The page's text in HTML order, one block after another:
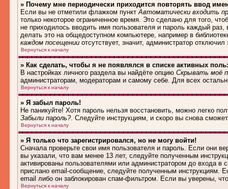
» Почему мне периодически приходится повторять ввод
Если вы не отметили флажком пунктАвтоматически входить
только некоторое ограниченное время. Это сделано для того,
не приходилось вводить имя пользователя и пароль каждый
делать это на общедоступном компьютере, например в
каждом посещении отсутствует, значит, администратор
Вернуться к началу
» Как сделать, чтобы я не появлялся в списке активных
В настройках личного раздела вы найдёте опцию Скрывать моё
администраторам, модераторам и самому себе. Для всех
Вернуться к началу
» Я забыл пароль!
Не паникуйте! Хотя пароль нельзя восстановить, можно легко
Забыли пароль?. Следуйте инструкциям, и скоро вы снова
Вернуться к началу
» Я только что зарегистрировался, но не могу войти!
Сначала проверьте свои имя пользователя и пароль. Если они
вы указали, что вам менее 13 лет, следуйте полученным
активированы пользователями или администратором до входа
прислано email-сообщение, следуйте полученным инструкциям.
email либо он заблокирован спам-фильтром. Если вы уверены,
Вернуться к началу